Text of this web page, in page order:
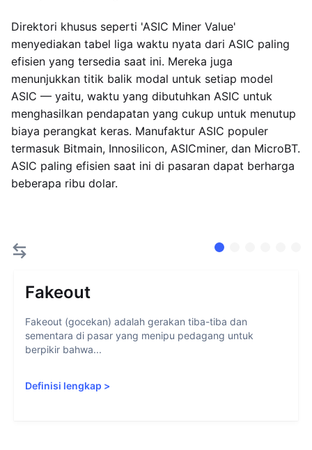
Direktori khusus seperti 'ASIC Miner Value'
menyediakan tabel liga waktu nyata dari ASIC paling
efisien yang tersedia saat ini. Mereka juga
menunjukkan titik balik modal untuk setiap model
ASIC — yaitu, waktu yang dibutuhkan ASIC untuk
menghasilkan pendapatan yang cukup untuk menutup
biaya perangkat keras. Manufaktur ASIC populer
termasuk Bitmain, Innosilicon, ASICminer, dan MicroBT.
ASIC paling efisien saat ini di pasaran dapat berharga
beberapa ribu dolar.
Fakeout
Fakeout (gocekan) adalah gerakan tiba-tiba dan
sementara di pasar yang menipu pedagang untuk
berpikir bahwa...
Definisi lengkap >